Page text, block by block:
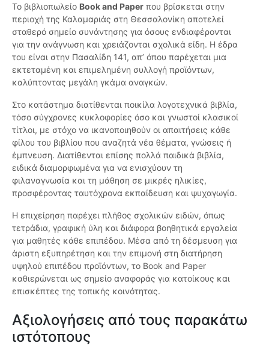
Το βιβλιοπωλείο Book and Paper που βρίσκεται στην
περιοχή της Καλαμαριάς στη Θεσσαλονίκη αποτελεί
σταθερό σημείο συνάντησης για όσους ενδιαφέρονται
για την ανάγνωση και χρειάζονται σχολικά είδη. Η έδρα
του είναι στην Πασαλίδη 141, απ’ όπου παρέχεται μια
εκτεταμένη και επιμελημένη συλλογή προϊόντων,
καλύπτοντας μεγάλη γκάμα αναγκών.
Στο κατάστημα διατίθενται ποικίλα λογοτεχνικά βιβλία,
τόσο σύγχρονες κυκλοφορίες όσο και γνωστοί κλασικοί
τίτλοι, με στόχο να ικανοποιηθούν οι απαιτήσεις κάθε
φίλου του βιβλίου που αναζητά νέα θέματα, γνώσεις ή
έμπνευση. Διατίθενται επίσης πολλά παιδικά βιβλία,
ειδικά διαμορφωμένα για να ενισχύουν τη
φιλαναγνωσία και τη μάθηση σε μικρές ηλικίες,
προσφέροντας ταυτόχρονα εκπαίδευση και ψυχαγωγία.
Η επιχείρηση παρέχει πλήθος σχολικών ειδών, όπως
τετράδια, γραφική ύλη και διάφορα βοηθητικά εργαλεία
για μαθητές κάθε επιπέδου. Μέσα από τη δέσμευση για
άριστη εξυπηρέτηση και την επιμονή στη διατήρηση
υψηλού επιπέδου προϊόντων, το Book and Paper
καθιερώνεται ως σημείο αναφοράς για κατοίκους και
επισκέπτες της τοπικής κοινότητας.
Αξιολογήσεις από τους παρακάτω
ιστότοπους